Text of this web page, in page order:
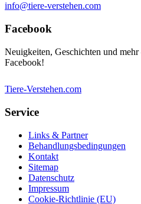
info@tiere-verstehen.com
Facebook
Neuigkeiten, Geschichten und
Facebook!
Tiere-Verstehen.com
Service
Links & Partner
Behandlungsbedingungen
Kontakt
Sitemap
Datenschutz
Impressum
Cookie-Richtlinie (EU)